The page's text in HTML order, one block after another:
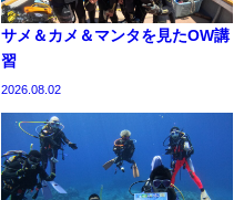
サメ＆カメ＆マンタを見たOW講
習
2026.08.02